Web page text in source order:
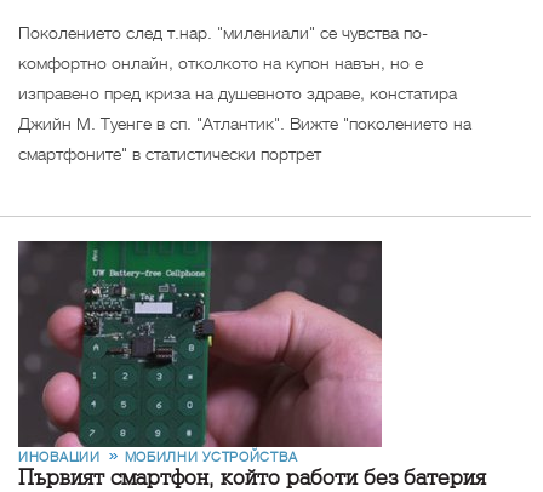
Поколението след т.нар. "милениали" се чувства по-
комфортно онлайн, отколкото на купон навън, но е
изправено пред криза на душевното здраве, констатира
Джийн М. Туенге в сп. "Атлантик". Вижте "поколението на
смартфоните" в статистически портрет
ИНОВАЦИИ МОБИЛНИ УСТРОЙСТВА
Първият смартфон, който работи без батерия